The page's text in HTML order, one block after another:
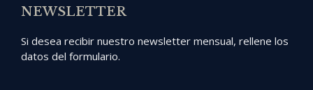
NEWSLETTER
Si desea recibir nuestro newsletter mensual, rellene los
datos del formulario.